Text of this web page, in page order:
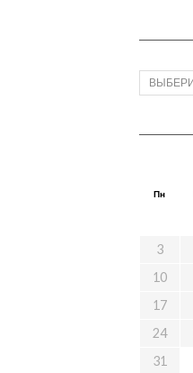
Архивы
Пн
3
10
17
24
31